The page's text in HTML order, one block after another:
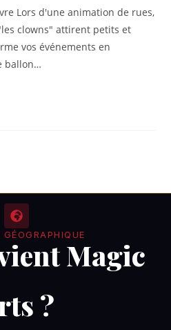
Lors d'une animation de rues,
clowns" attirent petits et
vos événements en
ballon…
GÉOGRAPHIQUE
Magic
?